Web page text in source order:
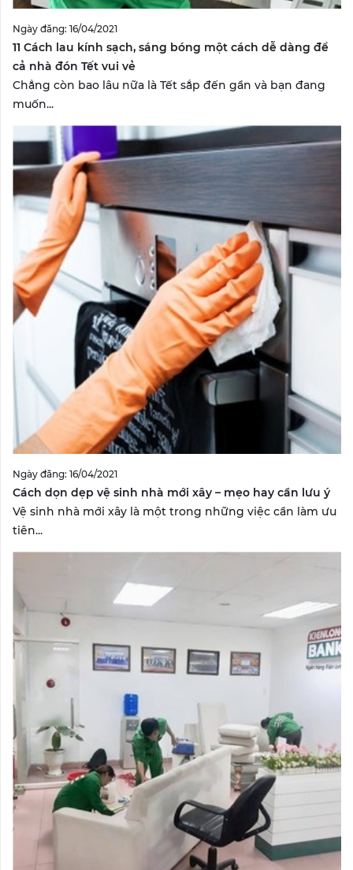
Ngày đăng: 16/04/2021
11 Cách lau kính sạch, sáng bóng một cách dễ dàng để
cả nhà đón Tết vui vẻ
Chẳng còn bao lâu nữa là Tết sắp đến gần và bạn đang
muốn...
Ngày đăng: 16/04/2021
Cách dọn dẹp vệ sinh nhà mới xây – mẹo hay cần lưu ý
Vệ sinh nhà mới xây là một trong những việc cần làm ưu
tiên...